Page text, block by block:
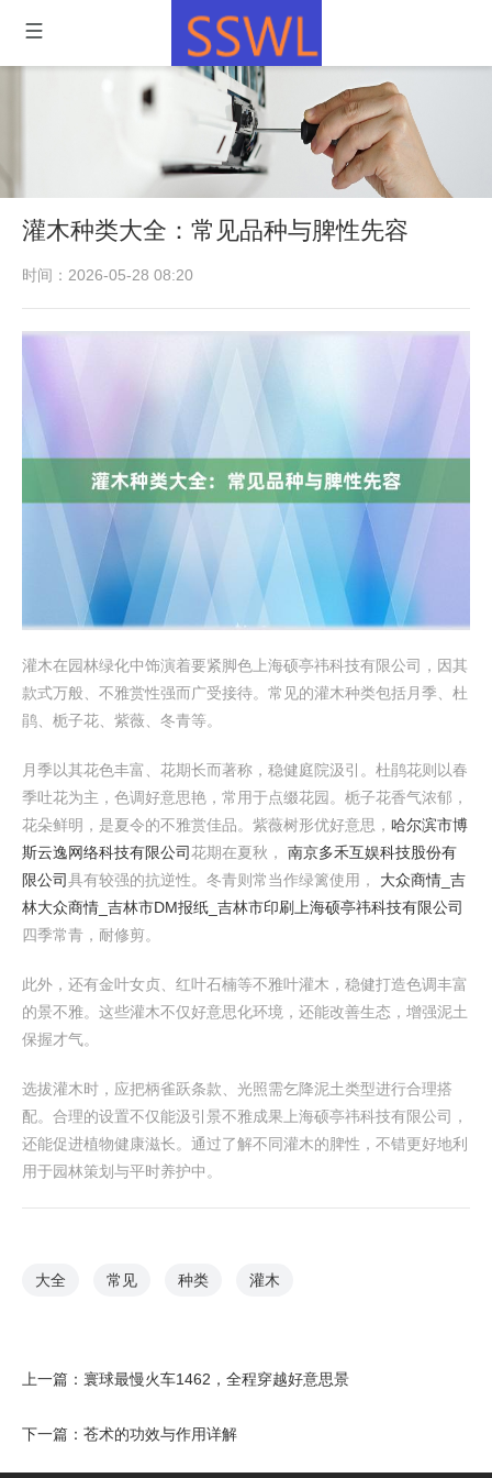
灌木种类大全：常见品种与脾性先容
时间：2026-05-28 08:20
灌木在园林绿化中饰演着要紧脚色上海硕亭祎科技有限公司，因其
款式万般、不雅赏性强而广受接待。常见的灌木种类包括月季、杜
鹃、栀子花、紫薇、冬青等。
月季以其花色丰富、花期长而著称，稳健庭院汲引。杜鹃花则以春
季吐花为主，色调好意思艳，常用于点缀花园。栀子花香气浓郁，
花朵鲜明，是夏令的不雅赏佳品。紫薇树形优好意思， 哈尔滨市博
斯云逸网络科技有限公司花期在夏秋， 南京多禾互娱科技股份有
限公司具有较强的抗逆性。冬青则常当作绿篱使用， 大众商情_吉
林大众商情_吉林市DM报纸_吉林市印刷
上海硕亭祎科技有限公司
四季常青，耐修剪。
此外，还有金叶女贞、红叶石楠等不雅叶灌木，稳健打造色调丰富
的景不雅。这些灌木不仅好意思化环境，还能改善生态，增强泥土
保握才气。
选拔灌木时，应把柄雀跃条款、光照需乞降泥土类型进行合理搭
配。合理的设置不仅能汲引景不雅成果上海硕亭祎科技有限公司，
还能促进植物健康滋长。通过了解不同灌木的脾性，不错更好地利
用于园林策划与平时养护中。
大全 常见 种类 灌木
上一篇： 寰球最慢火车1462，全程穿越好意思景
下一篇： 苍术的功效与作用详解